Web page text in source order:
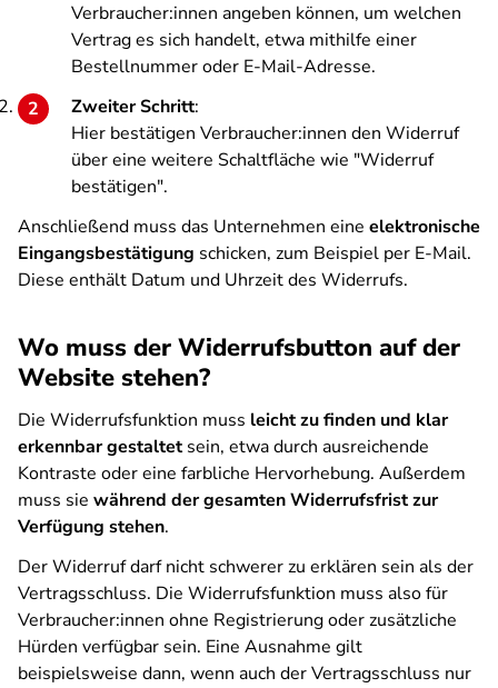
Verbraucher:innen angeben können, um welchen
Vertrag es sich handelt, etwa mithilfe einer
Bestellnummer oder E-Mail-Adresse.
Zweiter Schritt:
Hier bestätigen Verbraucher:innen den Widerruf
über eine weitere Schaltfläche wie "Widerruf
bestätigen".
Anschließend muss das Unternehmen eine elektronische
Eingangsbestätigung schicken, zum Beispiel per E-Mail.
Diese enthält Datum und Uhrzeit des Widerrufs.
Wo muss der Widerrufsbutton auf der
Website stehen?
Die Widerrufsfunktion muss leicht zu finden und klar
erkennbar gestaltetsein, etwa durch ausreichende
Kontraste oder eine farbliche Hervorhebung. Außerdem
muss sie während der gesamten Widerrufsfrist zur
Verfügung stehen.
Der Widerruf darf nicht schwerer zu erklären sein als der
Vertragsschluss. Die Widerrufsfunktion muss also für
Verbraucher:innen ohne Registrierung oder zusätzliche
Hürden verfügbar sein. Eine Ausnahme gilt
beispielsweise dann, wenn auch der Vertragsschluss nur